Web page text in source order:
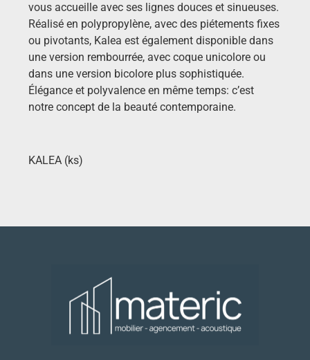
vous accueille avec ses lignes douces et sinueuses.
Réalisé en polypropylène, avec des piétements fixes
ou pivotants, Kalea est également disponible dans
une version rembourrée, avec coque unicolore ou
dans une version bicolore plus sophistiquée.
Élégance et polyvalence en même temps: c’est
notre concept de la beauté contemporaine.
KALEA (ks)